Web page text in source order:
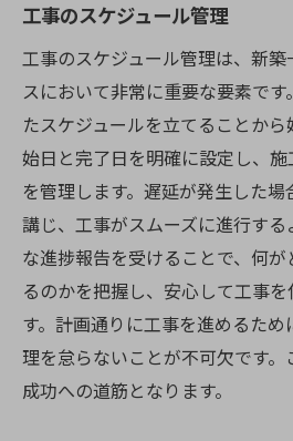
工事のスケジュール管理
工事のスケジュール管理は、新
スにおいて非常に重要な要素で
たスケジュールを立てることか
始日と完了日を明確に設定し、
を管理します。遅延が発生した
講じ、工事がスムーズに進行す
な進捗報告を受けることで、何
るのかを把握し、安心して工事
す。計画通りに工事を進めるた
理を怠らないことが不可欠です
成功への道筋となります。